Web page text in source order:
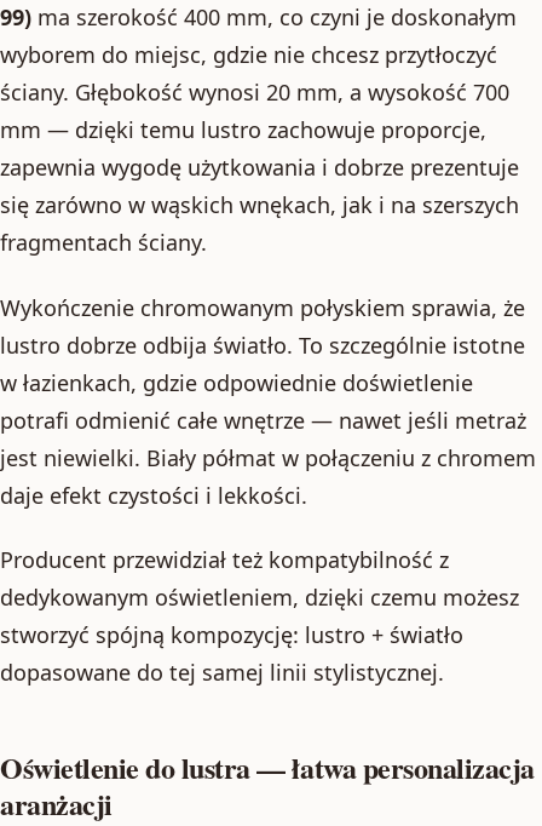
99) ma szerokość 400 mm, co czyni je doskonałym
wyborem do miejsc, gdzie nie chcesz przytłoczyć
ściany. Głębokość wynosi 20 mm, a wysokość 700
mm — dzięki temu lustro zachowuje proporcje,
zapewnia wygodę użytkowania i dobrze prezentuje
się zarówno w wąskich wnękach, jak i na szerszych
fragmentach ściany.
Wykończenie chromowanym połyskiem sprawia, że
lustro dobrze odbija światło. To szczególnie istotne
w łazienkach, gdzie odpowiednie doświetlenie
potrafi odmienić całe wnętrze — nawet jeśli metraż
jest niewielki. Biały półmat w połączeniu z chromem
daje efekt czystości i lekkości.
Producent przewidział też kompatybilność z
dedykowanym oświetleniem, dzięki czemu możesz
stworzyć spójną kompozycję: lustro + światło
dopasowane do tej samej linii stylistycznej.
Oświetlenie do lustra — łatwa personalizacja
aranżacji